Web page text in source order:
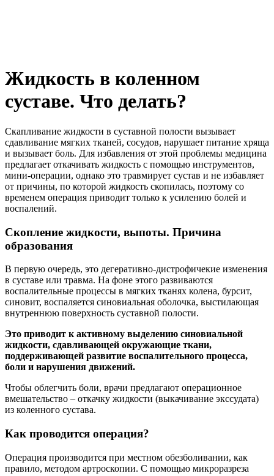
Жидкость в коленном
суставе. Что делать?
Скапливание жидкости в суставной полости вызывает
сдавливание мягких тканей, сосудов, нарушает питание хряща
и вызывает боль. Для избавления от этой проблемы медицина
предлагает откачивать жидкость с помощью инструментов,
мини-операции, однако это травмирует сустав и не избавляет
от причины, по которой жидкость скопилась, поэтому со
временем операция приводит только к усилению болей и
воспалений.
Скопление жидкости, выпоты. Причина
образования
В первую очередь, это дегеративно-дистрофичекие изменения
в суставе или травма. На фоне этого развиваются
воспалительные процессы в мягких тканях колена, бурсит,
синовит, воспаляется синовиальная оболочка, выстилающая
внутреннюю поверхность суставной полости.
Это приводит к активному выделению синовиальной
жидкости, сдавливающей окружающие ткани,
поддерживающей развитие воспалительного процесса,
боли и нарушения движений.
Чтобы облегчить боли, врачи предлагают операционное
вмешательство – откачку жидкости (выкачивание экссудата)
из коленного сустава.
Как проводится операция?
Операция производится при местном обезболивании, как
правило, методом артроскопии. С помощью микроразреза